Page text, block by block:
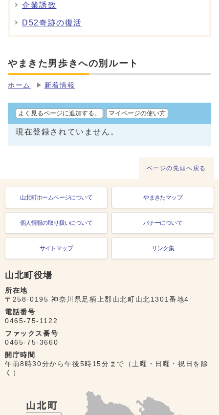
企業誘致
D52奇跡の復活
やまきた男歩きへの別ルート
ホーム 新着情報
よく見るページに追加する。 マイページの使い方
現在登録されていません。
ページの先頭へ戻る
山北町ホームページについて やまきたマップ
個人情報の取り扱いについて バナーについて
サイトマップ リンク集
山北町役場
所在地
〒258-0195 神奈川県足柄上郡山北町山北1301番地4
電話番号
0465-75-1122
ファックス番号
0465-75-3660
開庁時間
午前8時30分から午後5時15分まで（土曜・日曜・祝日を除
く）